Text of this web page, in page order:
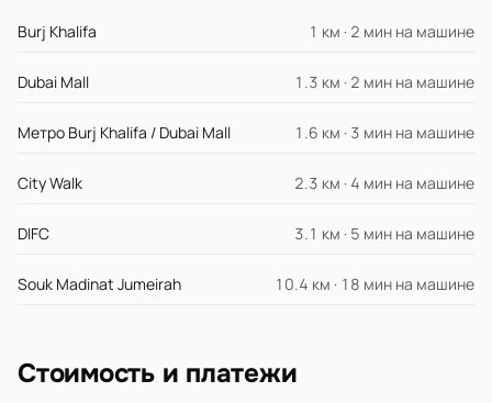
Burj Khalifa 1 км · 2 мин на машине
Dubai Mall 1.3 км · 2 мин на машине
Метро Burj Khalifa / Dubai Mall 1.6 км · 3 мин на машине
City Walk 2.3 км · 4 мин на машине
DIFC 3.1 км · 5 мин на машине
Souk Madinat Jumeirah 10.4 км · 18 мин на машине
Стоимость и платежи